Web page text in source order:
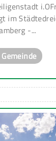
im
-...